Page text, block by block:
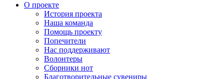
О проекте
История проекта
Наша команда
Помощь проекту
Попечители
Нас поддерживают
Волонтеры
Сборники нот
Благотворительные сувениры